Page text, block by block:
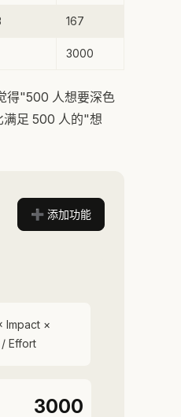
167
3000
得"500 人想要深色
满足 500 人的"想
➕ 添加功能
Impact ×
Effort
3000